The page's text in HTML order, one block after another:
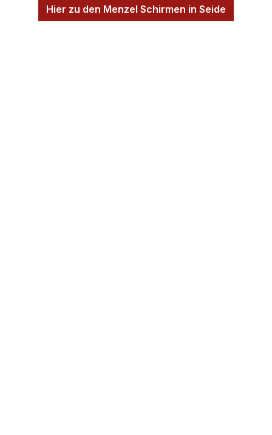
Hier zu den Menzel Schirmen in Seide